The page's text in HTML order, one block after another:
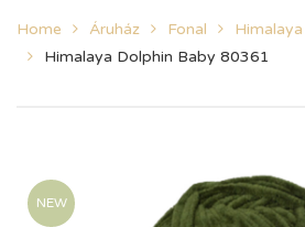
Home Áruház Fonal Himalaya
Himalaya Dolphin Baby 80361
NEW